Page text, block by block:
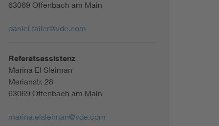
63069 Offenbach am Main
daniel.failer@vde.com
Referatsassistenz
Marina El Sleiman
Merianstr. 28
63069 Offenbach am Main
marina.elsleiman@vde.com